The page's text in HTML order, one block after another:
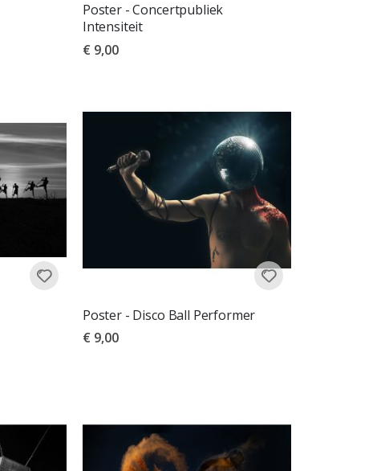
Poster - Concertpubliek
Intensiteit
€ 9,00
Poster - Disco Ball Performer
€ 9,00